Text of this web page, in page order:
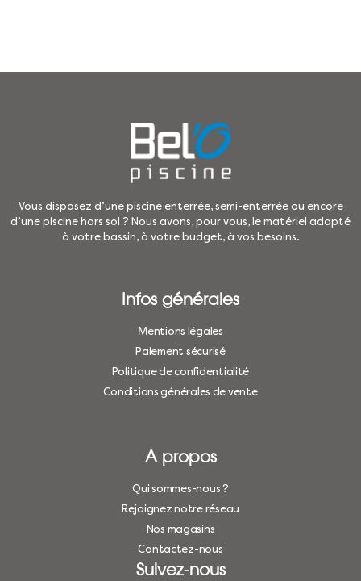
Vous disposez d’une piscine enterrée, semi-enterrée ou encore
d’une piscine hors sol ? Nous avons, pour vous, le matériel adapté
à votre bassin, à votre budget, à vos besoins.
Infos générales
Mentions légales
Paiement sécurisé
Politique de confidentialité
Conditions générales de vente
A propos
Qui sommes-nous ?
Rejoignez notre réseau
Nos magasins
Contactez-nous
Suivez-nous